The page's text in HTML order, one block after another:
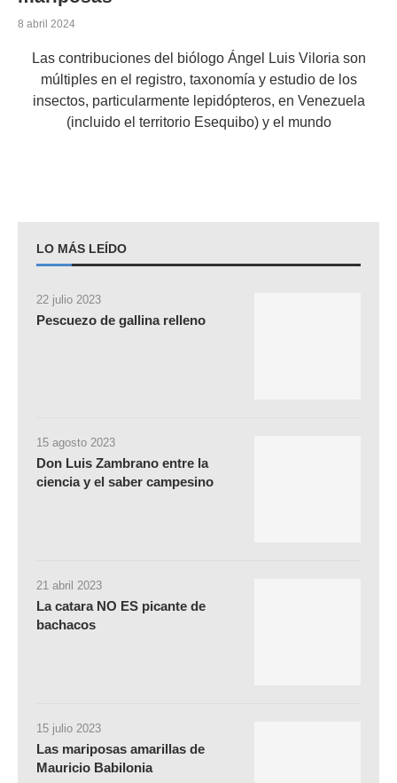
8 abril 2024
Las contribuciones del biólogo Ángel Luis Viloria son
múltiples en el registro, taxonomía y estudio de los
insectos, particularmente lepidópteros, en Venezuela
(incluido el territorio Esequibo) y el mundo
LO MÁS LEÍDO
22 julio 2023
Pescuezo de gallina relleno
15 agosto 2023
Don Luis Zambrano entre la
ciencia y el saber campesino
21 abril 2023
La catara NO ES picante de
bachacos
15 julio 2023
Las mariposas amarillas de
Mauricio Babilonia